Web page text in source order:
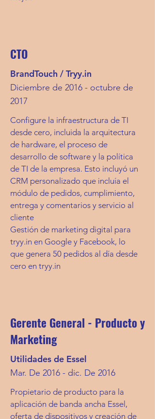
CTO
BrandTouch / Tryy.in
Diciembre de 2016 - octubre de
2017
Configure la infraestructura de TI
desde cero, incluida la arquitectura
de hardware, el proceso de
desarrollo de software y la política
de TI de la empresa. Esto incluyó un
CRM personalizado que incluía el
módulo de pedidos, cumplimiento,
entrega y comentarios y servicio al
cliente
Gestión de marketing digital para
tryy.in en Google y Facebook, lo
que genera 50 pedidos al día desde
cero en tryy.in
Gerente General - Producto y
Marketing
Utilidades de Essel
Mar. De 2016 - dic. De 2016
Propietario de producto para la
aplicación de banda ancha Essel,
oferta de dispositivos y creación de